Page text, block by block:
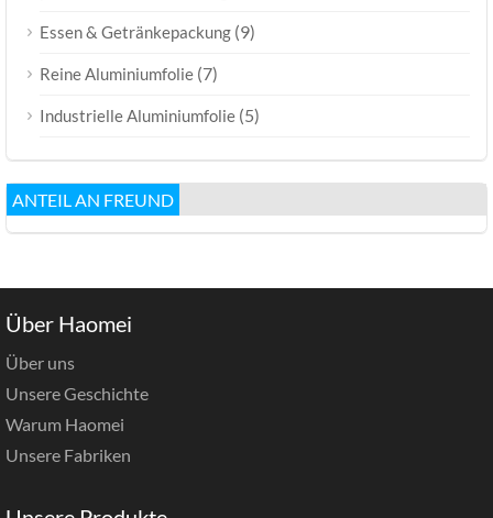
Essen & Getränkepackung (9)
Reine Aluminiumfolie (7)
Industrielle Aluminiumfolie (5)
ANTEIL AN FREUND
Über Haomei
Über uns
Unsere Geschichte
Warum Haomei
Unsere Fabriken